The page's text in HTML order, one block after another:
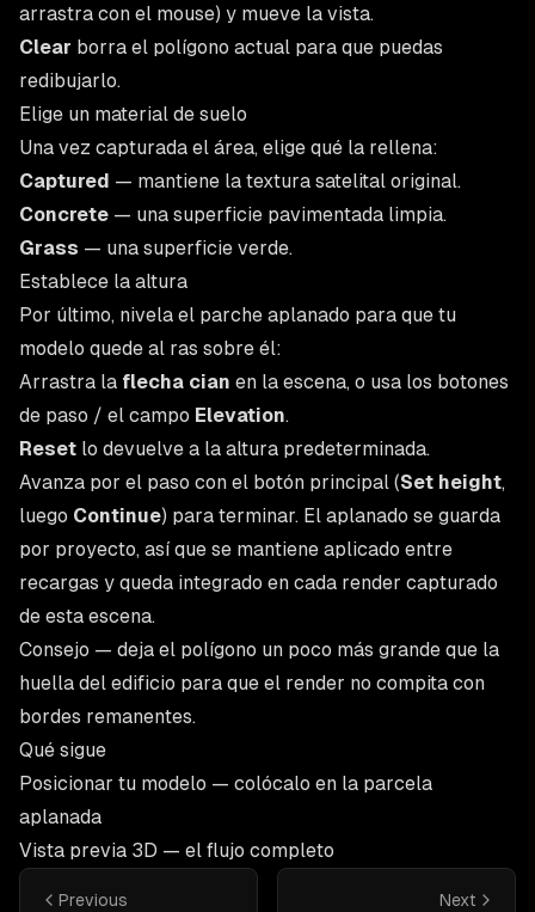
arrastra con el mouse) y mueve la vista.
Clear borra el polígono actual para que puedas
redibujarlo.
Elige un material de suelo
Una vez capturada el área, elige qué la rellena:
Captured — mantiene la textura satelital original.
Concrete — una superficie pavimentada limpia.
Grass — una superficie verde.
Establece la altura
Por último, nivela el parche aplanado para que tu
modelo quede al ras sobre él:
Arrastra la flecha cian en la escena, o usa los botones
de paso / el campo Elevation.
Reset lo devuelve a la altura predeterminada.
Avanza por el paso con el botón principal (Set height,
luego Continue) para terminar. El aplanado se guarda
por proyecto, así que se mantiene aplicado entre
recargas y queda integrado en cada render capturado
de esta escena.
Consejo — deja el polígono un poco más grande que la
huella del edificio para que el render no compita con
bordes remanentes.
Qué sigue
Posicionar tu modelo — colócalo en la parcela
aplanada
Vista previa 3D — el flujo completo
Previous Next